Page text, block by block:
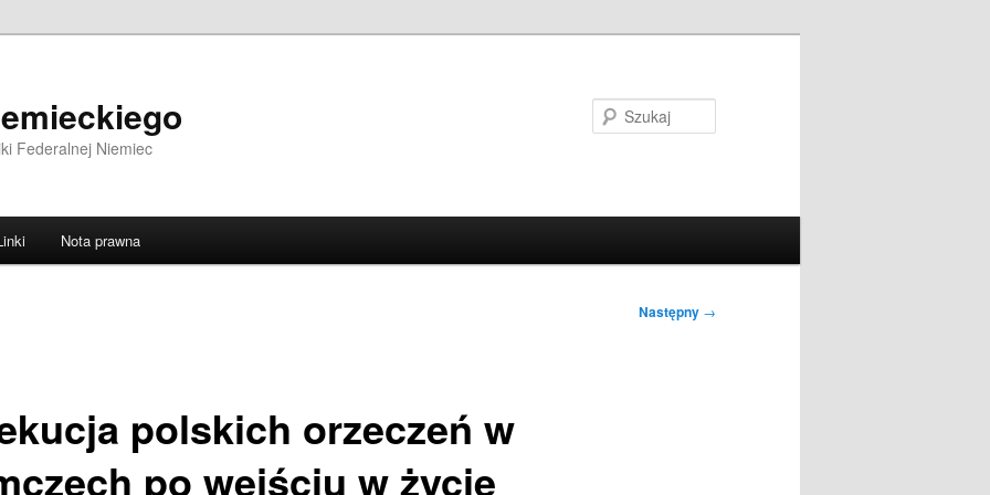
Federalnej Niemiec
Nota prawna
Następny →
polskich orzeczeń w
po wejściu w życie